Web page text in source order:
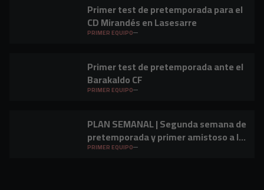
Primer test de pretemporada para el
CD Mirandés en Lasesarre
PRIMER EQUIPO
Primer test de pretemporada ante el
Barakaldo CF
PRIMER EQUIPO
PLAN SEMANAL | Segunda semana de
pretemporada y primer amistoso a la
vista
PRIMER EQUIPO